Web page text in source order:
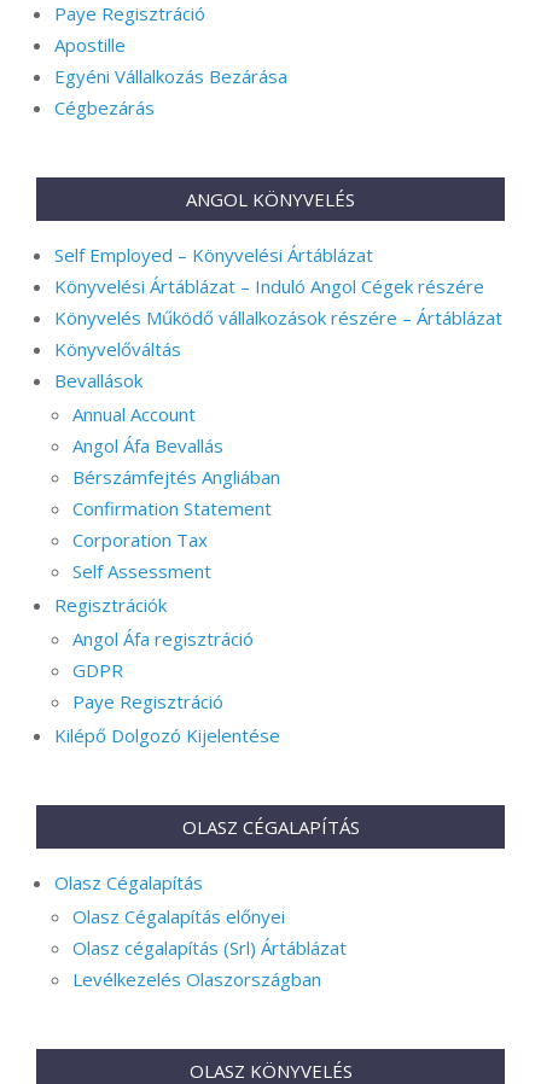
Paye Regisztráció
Apostille
Egyéni Vállalkozás Bezárása
Cégbezárás
ANGOL KÖNYVELÉS
Self Employed – Könyvelési Ártáblázat
Könyvelési Ártáblázat – Induló Angol Cégek részére
Könyvelés Működő vállalkozások részére – Ártáblázat
Könyvelőváltás
Bevallások
Annual Account
Angol Áfa Bevallás
Bérszámfejtés Angliában
Confirmation Statement
Corporation Tax
Self Assessment
Regisztrációk
Angol Áfa regisztráció
GDPR
Paye Regisztráció
Kilépő Dolgozó Kijelentése
OLASZ CÉGALAPÍTÁS
Olasz Cégalapítás
Olasz Cégalapítás előnyei
Olasz cégalapítás (Srl) Ártáblázat
Levélkezelés Olaszországban
OLASZ KÖNYVELÉS